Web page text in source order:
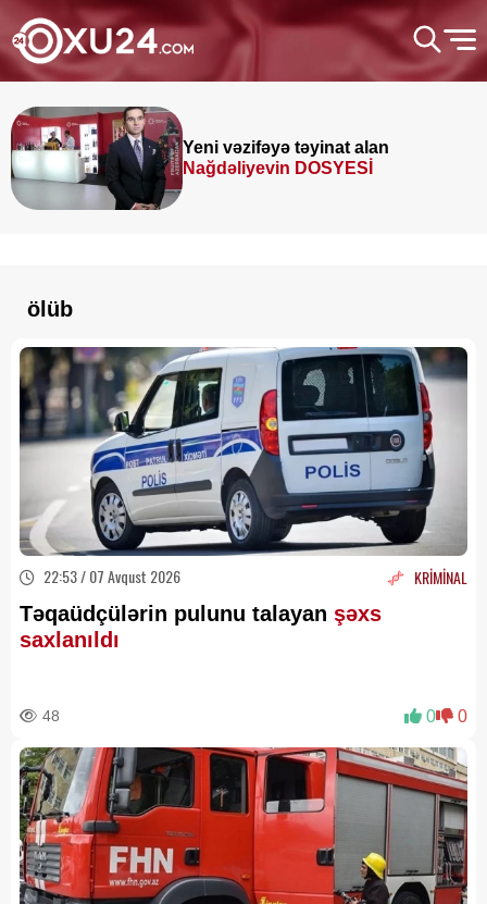
Yeni vəzifəyə təyinat alan
Nağdəliyevin DOSYESİ
ölüb
22:53 / 07 Avqust 2026 KRİMİNAL
Təqaüdçülərin pulunu talayan şəxs
saxlanıldı
48 0 0